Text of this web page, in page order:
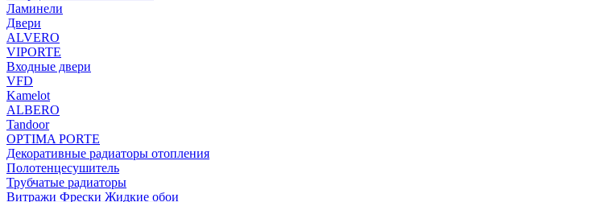
Ламинели
Двери
ALVERO
VIPORTE
Входные двери
VFD
Kamelot
ALBERO
Tandoor
OPTIMA PORTE
Декоративные радиаторы отопления
Полотенцесушитель
Трубчатые радиаторы
Витражи Фрески Жидкие обои